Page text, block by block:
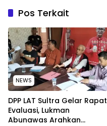
Pos Terkait
NEWS
‎DPP LAT Sultra Gelar Rapat
Evaluasi, Lukman
Abunawas Arahkan